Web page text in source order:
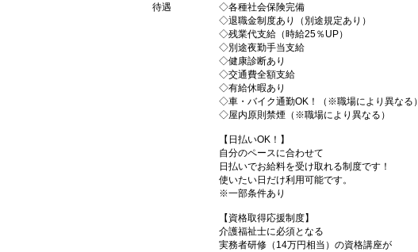
待遇
◇各種社会保険完備
◇退職金制度あり（別途規定あり）
◇残業代支給（時給25％UP）
◇別途夜勤手当支給
◇健康診断あり
◇交通費全額支給
◇有給休暇あり
◇車・バイク通勤OK！（※職場により異なる）
◇屋内原則禁煙（※職場により異なる）
【日払いOK！】
自分のペースに合わせて
日払いでお給料を受け取れる制度です！
使いたい日だけ利用可能です。
※一部条件あり
【資格取得応援制度】
介護福祉士に必須となる
実務者研修（14万円相当）の資格講座が